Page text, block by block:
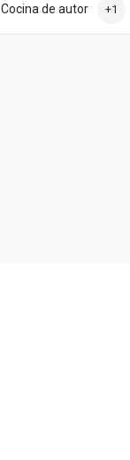
Cocina de autor +1